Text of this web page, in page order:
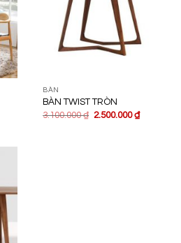
BÀN
BÀN TWIST TRÒN
3.100.000₫ 2.500.000₫